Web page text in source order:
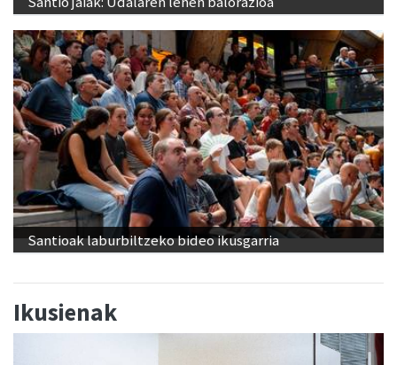
Santioak laburbiltzeko bideo ikusgarria
Ikusienak